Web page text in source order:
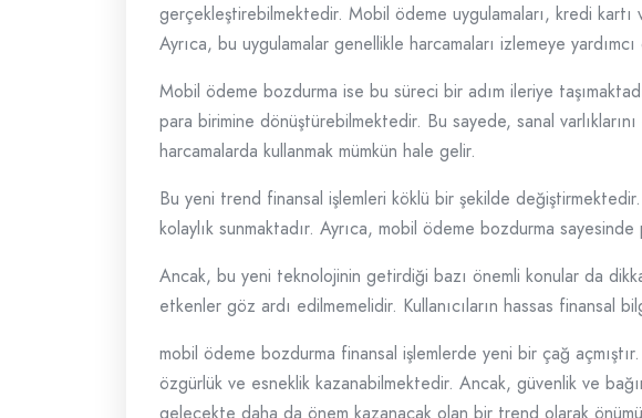
gerçekleştirebilmektedir. Mobil ödeme uygulamaları, kredi kartı
Ayrıca, bu uygulamalar genellikle harcamaları izlemeye
Mobil ödeme bozdurma ise bu süreci bir adım ileriye
para birimine dönüştürebilmektedir. Bu sayede, sanal
harcamalarda kullanmak mümkün hale gelir.
Bu yeni trend finansal işlemleri köklü bir şekilde değiştirmektedir.
kolaylık sunmaktadır. Ayrıca, mobil ödeme bozdurma
Ancak, bu yeni teknolojinin getirdiği bazı önemli konular da
etkenler göz ardı edilmemelidir. Kullanıcıların hassas finansal
mobil ödeme bozdurma finansal işlemlerde yeni bir çağ
özgürlük ve esneklik kazanabilmektedir. Ancak, güvenlik ve